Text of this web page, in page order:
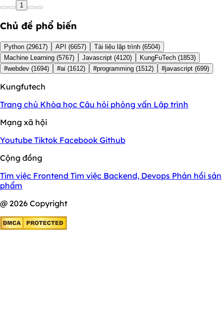
1
Chủ đề phổ biến
Python (29617) API (6657) Tài liệu lập trình (6504)
Machine Learning (5767) Javascript (4120) KungFuTech (1853)
#webdev (1694) #ai (1612) #programming (1512) #javascript (699)
Kungfutech
Trang chủ Khóa học Câu hỏi phỏng vấn Lập trình
Mạng xã hội
Youtube Tiktok Facebook Github
Cộng đồng
Tìm việc Frontend Tìm việc Backend, Devops Phản hồi sản
phẩm
@ 2026 Copyright